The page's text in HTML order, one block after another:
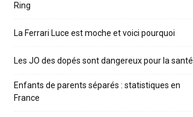
Ring
La Ferrari Luce est moche et voici pourquoi
Les JO des dopés sont dangereux pour la santé
Enfants de parents séparés : statistiques en
France